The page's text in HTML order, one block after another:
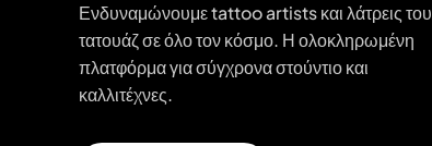
Ενδυναμώνουμε tattoo artists και λάτρεις του
τατουάζ σε όλο τον κόσμο. Η ολοκληρωμένη
πλατφόρμα για σύγχρονα στούντιο και
καλλιτέχνες.